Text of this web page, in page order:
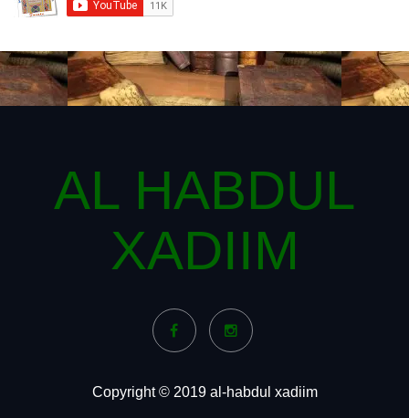
AL HABDUL
XADIIM
Copyright © 2019 al-habdul xadiim